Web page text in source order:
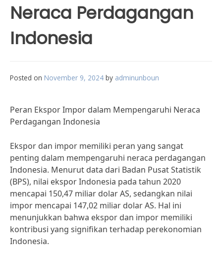
Neraca Perdagangan
Indonesia
Posted on November 9, 2024 by adminunboun
Peran Ekspor Impor dalam Mempengaruhi Neraca
Perdagangan Indonesia
Ekspor dan impor memiliki peran yang sangat
penting dalam mempengaruhi neraca perdagangan
Indonesia. Menurut data dari Badan Pusat Statistik
(BPS), nilai ekspor Indonesia pada tahun 2020
mencapai 150,47 miliar dolar AS, sedangkan nilai
impor mencapai 147,02 miliar dolar AS. Hal ini
menunjukkan bahwa ekspor dan impor memiliki
kontribusi yang signifikan terhadap perekonomian
Indonesia.